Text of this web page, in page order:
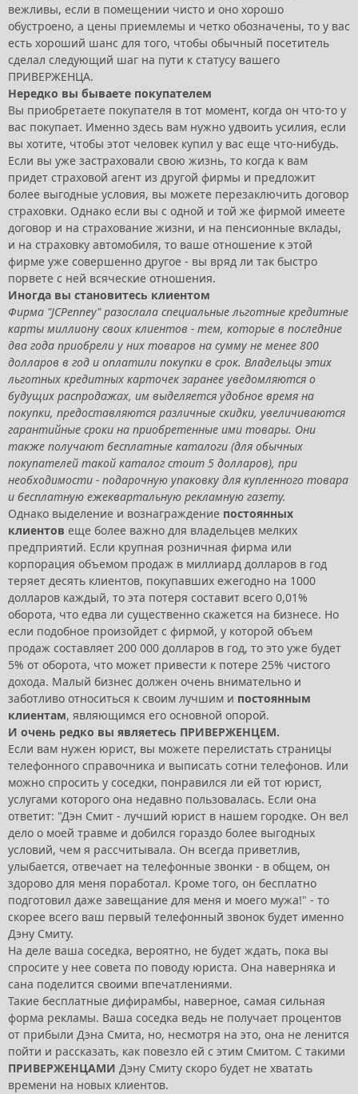
вежливы, если в помещении чисто и оно хорошо
обустроено, а цены приемлемы и четко обозначены, то у вас
есть хороший шанс для того, чтобы обычный посетитель
сделал следующий шаг на пути к статусу вашего
ПРИВЕРЖЕНЦА.
Нередко вы бываете покупателем
Вы приобретаете покупателя в тот момент, когда он что-то у
вас покупает. Именно здесь вам нужно удвоить усилия, если
вы хотите, чтобы этот человек купил у вас еще что-нибудь.
Если вы уже застраховали свою жизнь, то когда к вам
придет страховой агент из другой фирмы и предложит
более выгодные условия, вы можете перезаключить договор
страховки. Однако если вы с одной и той же фирмой имеете
договор и на страхование жизни, и на пенсионные вклады,
и на страховку автомобиля, то ваше отношение к этой
фирме уже совершенно другое - вы вряд ли так быстро
порвете с ней всяческие отношения.
Иногда вы становитесь клиентом
Фирма "JCPennеу" разослала специальные льготные кредитные
карты миллиону своих клиентов - тем, которые в последние
два года приобрели у них товаров на сумму не менее 800
долларов в год и оплатили покупки в срок. Владельцы этих
льготных кредитных карточек заранее уведомляются о
будущих распродажах, им выделяется удобное время на
покупки, предоставляются различные скидки, увеличиваются
гарантийные сроки на приобретенные ими товары. Они
также получают бесплатные каталоги (для обычных
покупателей такой каталог стоит 5 долларов), при
необходимости - подарочную упаковку для купленного товара
и бесплатную ежеквартальную рекламную газету.
Однако выделение и вознаграждение постоянных
клиентов еще более важно для владельцев мелких
предприятий. Если крупная розничная фирма или
корпорация объемом продаж в миллиард долларов в год
теряет десять клиентов, покупавших ежегодно на 1000
долларов каждый, то эта потеря составит всего 0,01%
оборота, что едва ли существенно скажется на бизнесе. Но
если подобное произойдет с фирмой, у которой объем
продаж составляет 200 000 долларов в год, то это уже будет
5% от оборота, что может привести к потере 25% чистого
дохода. Малый бизнес должен очень внимательно и
заботливо относиться к своим лучшим и постоянным
клиентам, являющимся его основной опорой.
И очень редко вы являетесь ПРИВЕРЖЕНЦЕМ.
Если вам нужен юрист, вы можете перелистать страницы
телефонного справочника и выписать сотни телефонов. Или
можно спросить у соседки, понравился ли ей тот юрист,
услугами которого она недавно пользовалась. Если она
ответит: "Дэн Смит - лучший юрист в нашем городке. Он вел
дело о моей травме и добился гораздо более выгодных
условий, чем я рассчитывала. Он всегда приветлив,
улыбается, отвечает на телефонные звонки - в общем, он
здорово для меня поработал. Кроме того, он бесплатно
подготовил даже завещание для меня и моего мужа!" - то
скорее всего ваш первый телефонный звонок будет именно
Дэну Смиту.
На деле ваша соседка, вероятно, не будет ждать, пока вы
спросите у нее совета по поводу юриста. Она наверняка и
сана поделится своими впечатлениями.
Такие бесплатные дифирамбы, наверное, самая сильная
форма рекламы. Ваша соседка ведь не получает процентов
от прибыли Дэна Смита, но, несмотря на это, она не ленится
пойти и рассказать, как повезло ей с этим Смитом. С такими
ПРИВЕРЖЕНЦАМИ Дэну Смиту скоро будет не хватать
времени на новых клиентов.